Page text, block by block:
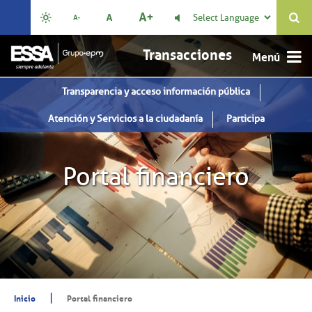
Select Language 
Transacciones
Transparencia y acceso información pública
Atención y Servicios a la ciudadanía Participa
Portal financiero
Inicio | Portal financiero